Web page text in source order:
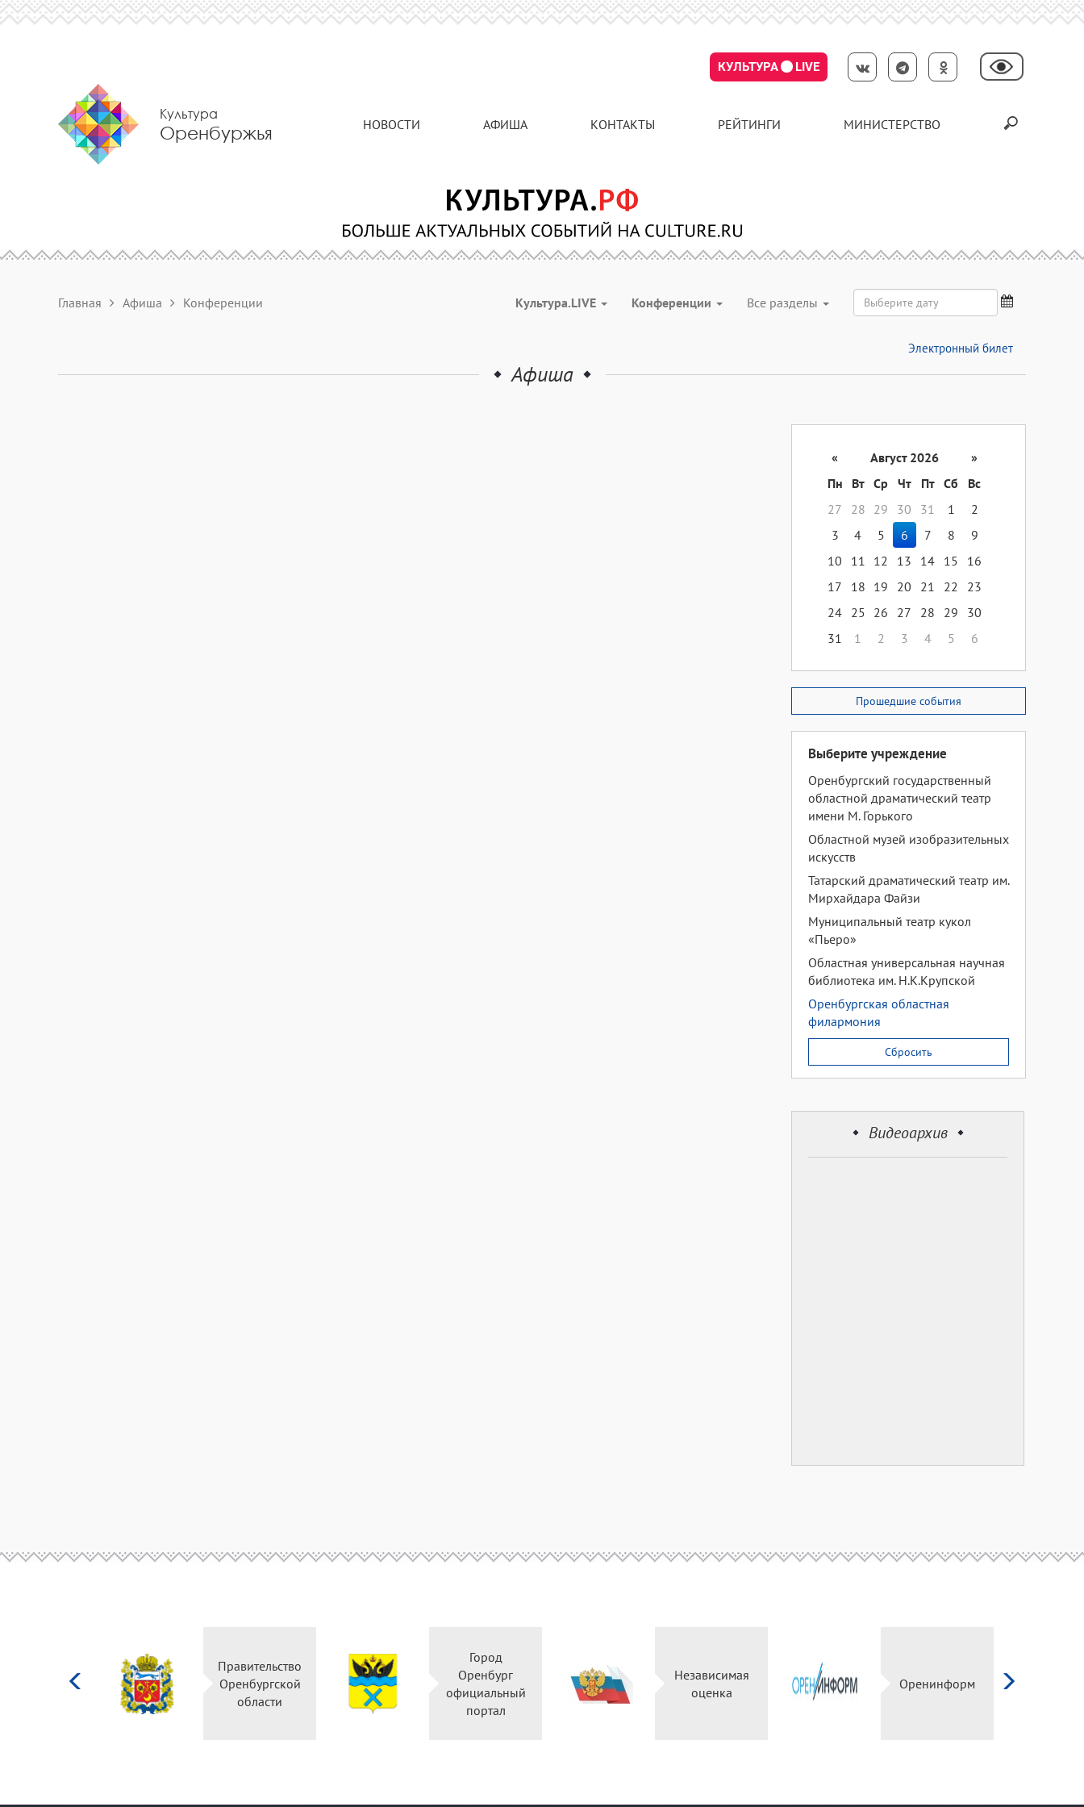
КУЛЬТУРА LIVE
Культура
Оренбуржья НОВОСТИ АФИША КОНТАКТЫ РЕЙТИНГИ МИНИСТЕРСТВО
Главная Афиша Конференции Культура.LIVE Конференции Все разделы
Электронный билет
Афиша
« Август 2026
»
Пн
Вт Ср Чт Пт Сб
Вс
27
28 29 30 31 1
2
3
4 5 6 7 8
9
10
11 12 13 14 15
16
17
18 19 20 21 22
23
24 25 26 27 28 29
30
31
1 2 3 4 5 6
Прошедшие события
Выберите учреждение
Оренбургский государственный
областной драматический театр
имени М. Горького
Областной музей изобразительных
искусств
Татарский драматический театр им.
Мирхайдара Файзи
Муниципальный театр кукол
«Пьеро»
Областная универсальная научная
библиотека им. Н.К.Крупской
Оренбургская областная
филармония
Сбросить
Видеоархив
Правительство
Оренбургской
области
Город
Оренбург
официальный
портал
Независимая
оценка
Оренинформ